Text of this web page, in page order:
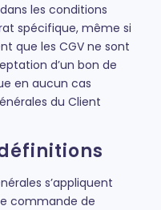
les conditions
spécifique, même si
que les CGV ne sont
d’un bon de
en aucun cas
du Client
s’appliquent
commande de